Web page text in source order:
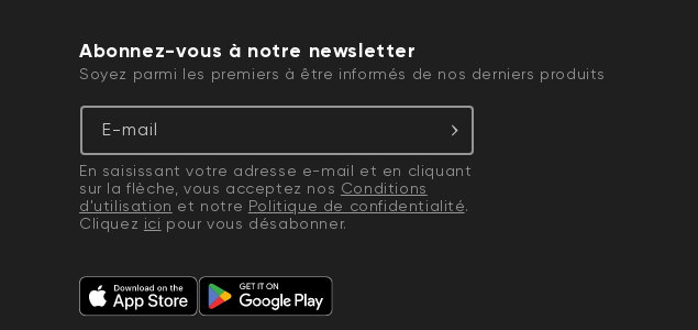
Abonnez-vous à notre newsletter
Soyez parmi les premiers à être informés de nos derniers produits
E-mail
En saisissant votre adresse e-mail et en cliquant
sur la flèche, vous acceptez nos Conditions
d'utilisation et notre Politique de confidentialité.
Cliquez ici pour vous désabonner.